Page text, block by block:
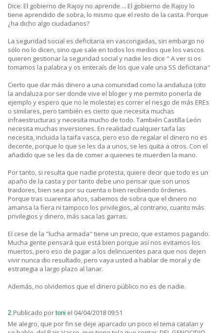
Dice: El gobierno de Rajoy no aprende ... El gobierno de Rajoy lo
tiene aprendido de sobra, lo mismo que el resto de la casta. Porque
¿ha dicho algo ciudadanos?
La seguridad social es deficitaria en vascongadas, sin embargo no
sólo no lo dicen, sino que sale en todos los medios que los vascos
quieren gestionar la seguridad social y nadie les dice " A ver si os
tomamos la palabra y os enteraís de los que vale una SS deficitaria"
Cierto que dar más dinero a una comunidad como la andaluza (cito
la andaluza por ser donde vive el bloger y me permito ponerla de
ejemplo y espero que no le moleste) es correr el riesgo de más EREs
o similares, pero también es cierto que necesita muchas
infraestructuras y necesita mucho de todo. También Castilla León
necesita muchas inversiones. En realidad cualquier taifa las
necesita, incluida la taifa vasca, pero eso de regalar el dinero no es
decente, porque lo que se les da a unos, se les quita a otros. Con el
añadido que se les da de comer a quienes te muerden la mano.
Por tanto, si resulta que nadie protesta, quiere decir que todo es un
apaño de la casta y por tanto debe uno pensar que son unos
traidores, bien sea por su cuenta o bien recibiendo órdenes.
Porque tras cuarenta años, sabemos de sobra que el dinero no
amansa la fiera ni tampoco los privilegios, al contrario, cuanto más
privilegios y dinero, más saca las garras.
El cese de la "lucha armada" tiene un precio, que estamos pagando.
Mucha gente pensará que está bien porque así nos evitamos los
muertos, pero eso de pagar a los delincuentes para que nos dejen
vivir nunca dio resultado, pero vaya usted a hablar de moral y de
estrategia a largo plazo al lanar.
Además, no olvidemos que el dinero público no es de nadie.
2.Publicado por toni el 04/04/2018 09:51
Me alegro, que por fin se deje aparcado un poco el tema catalan y